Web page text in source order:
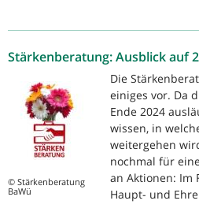
Stärkenberatung: Ausblick auf
© Stärkenberatung
BaWü
Die
einiges vor. Da
Ende 2024
wissen, in
weitergehen
nochmal für
an Aktionen: Im
Haupt- und